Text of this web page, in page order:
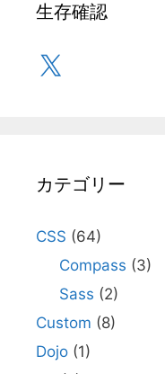
生存確認
X
カテゴリー
CSS (64)
Compass (3)
Sass (2)
Custom (8)
Dojo (1)